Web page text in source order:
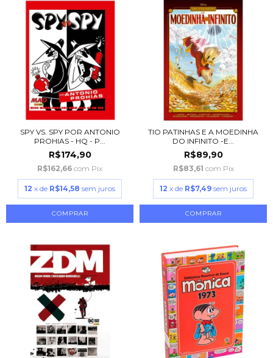
SPY VS. SPY POR ANTONIO
PROHIAS - HQ - P...
R$174,90
R$162,66 com Pix
12 x de R$14,58 sem juros
TIO PATINHAS E A MOEDINHA
DO INFINITO -E...
R$89,90
R$83,61 com Pix
12 x de R$7,49 sem juros